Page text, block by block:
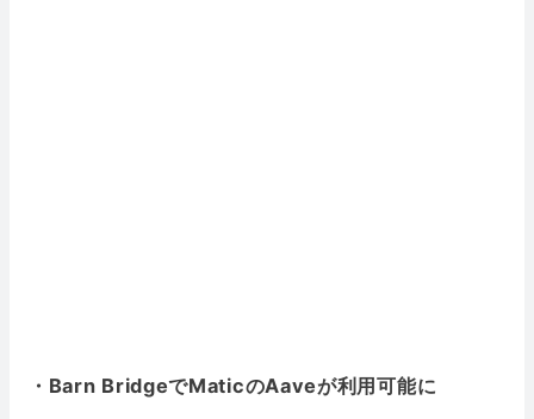
・Barn BridgeでMaticのAaveが利用可能に